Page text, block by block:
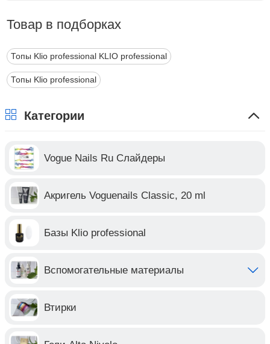
Товар в подборках
Топы Klio professional KLIO professional
Топы Klio professional
Категории
Vogue Nails Ru Слайдеры
Акригель Voguenails Classic, 20 ml
Базы Klio professional
Вспомогательные материалы
Втирки